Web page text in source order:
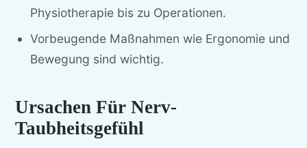
Physiotherapie bis zu Operationen.
Vorbeugende Maßnahmen wie Ergonomie und
Bewegung sind wichtig.
Ursachen Für Nerv-
Taubheitsgefühl